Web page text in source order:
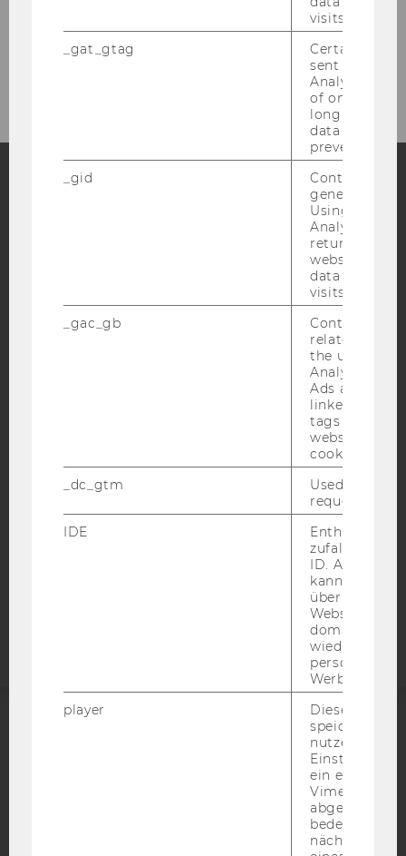
Blog
Bluesky
BARRIEREFREIHEITSERKLÄRUNG WEBSEITE
DATENSCHUTZERKLÄRUNG SOCIAL MEDIA
STUDIENBEWERBER*INNEN UND STUDIERENDE
Barrierefreiheitserklärung
visits.
_gat_gtag
Certain data
sent to
Analytics a
of once per
long as it is
data
prevented.
_gid
Contains a
generated
Using this
Analytics can
returning
website and
data from
visits.
_gac_gb
Contains
related
the user. If
Analytics and
Ads accounts
linked, the
tags on the
website read
cookie.
_dc_gtm
Used to
request rate.
IDE
Enthält eine
ID. Anhand
kann Google
über
Websites
Werbung
player
Dieses Cookie
speichert
ein
Vimeo-Video
abgespielt
bedeutet,
nächsten